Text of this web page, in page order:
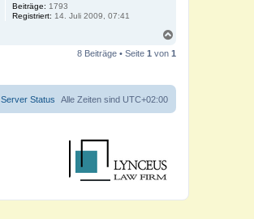
Beiträge: 1793
Registriert: 14. Juli 2009, 07:41
c
b
n
8 Beiträge • Seite 1 von 1
Alle Zeiten sind UTC+02:00
Server Status